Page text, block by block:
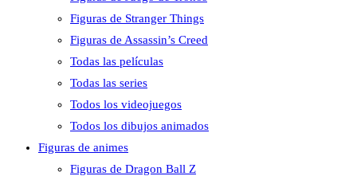
Figuras de Stranger Things
Figuras de Assassin’s Creed
Todas las películas
Todas las series
Todos los videojuegos
Todos los dibujos animados
Figuras de animes
Figuras de Dragon Ball Z